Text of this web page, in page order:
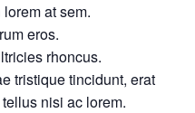
at sem.
eros.
rhoncus.
tristique tincidunt, erat
nisi ac lorem.